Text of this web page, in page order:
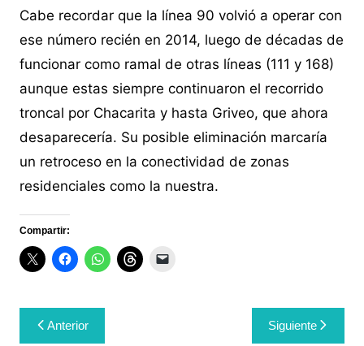
Cabe recordar que la línea 90 volvió a operar con
ese número recién en 2014, luego de décadas de
funcionar como ramal de otras líneas (111 y 168)
aunque estas siempre continuaron el recorrido
troncal por Chacarita y hasta Griveo, que ahora
desaparecería. Su posible eliminación marcaría
un retroceso en la conectividad de zonas
residenciales como la nuestra.
Compartir:
Navegación
Anterior Siguiente